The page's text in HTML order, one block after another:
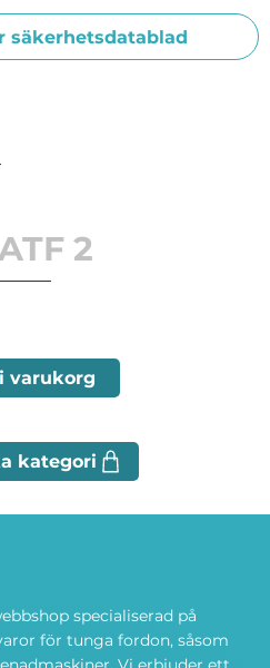
säkerhetsdatablad
2
varukorg
specialiserad på
för tunga fordon, såsom